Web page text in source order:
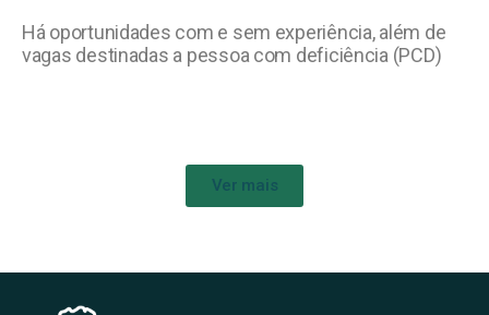
Há oportunidades com e sem experiência, além de
vagas destinadas a pessoa com deficiência (PCD)
Ver mais